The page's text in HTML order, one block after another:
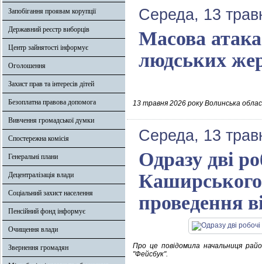
Запобігання проявам корупції
Державний реєстр виборців
Центр зайнятості інформує
Оголошення
Захист прав та інтересів дітей
Безоплатна правова допомога
Вивчення громадської думки
Спостережна комісія
Генеральні плани
Децентралізація влади
Соціальний захист населення
Пенсійний фонд інформує
Очищення влади
Звернення громадян
Середа, 13
Масова
людських
13 травня 2026 року Волинська
Середа, 13
Одразу дві
Каширського
проведення
Про це повідомила начальниця
"Фейсбук".